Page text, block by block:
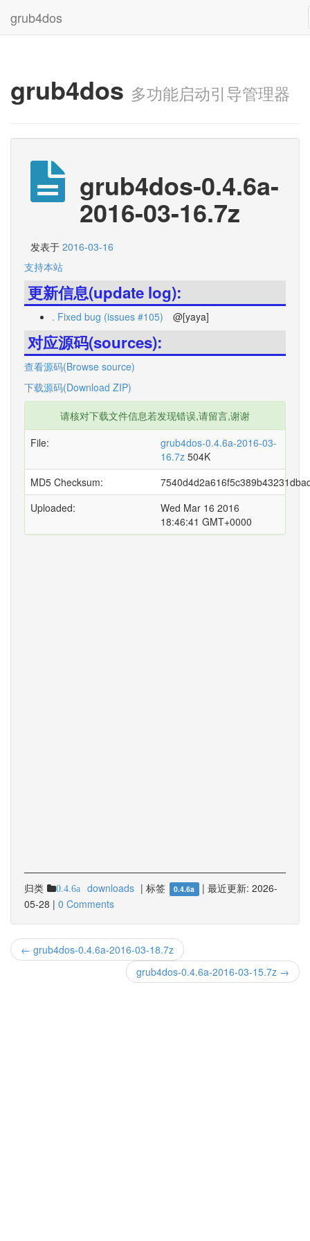
grub4dos
grub4dos 多功能启动引导管理器
grub4dos-0.4.6a-
2016-03-16.7z
发表于 2016-03-16
支持本站
更新信息(update log):
. Fixed bug (issues #105) @[yaya]
对应源码(sources):
查看源码(Browse source)
下载源码(Download ZIP)
请核对下载文件信息若发现错误,请留言,谢谢
File:
grub4dos-0.4.6a-2016-03-
16.7z 504K
MD5 Checksum:
Uploaded:
Wed Mar 16 2016
18:46:41 GMT+0000
归类 0.4.6a downloads | 标签 0.4.6a | 最近更新: 2026-
05-28 | 0 Comments
← grub4dos-0.4.6a-2016-03-18.7z
grub4dos-0.4.6a-2016-03-15.7z →